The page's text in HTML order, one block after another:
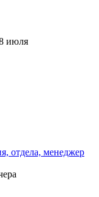
июля
отдела, менеджер